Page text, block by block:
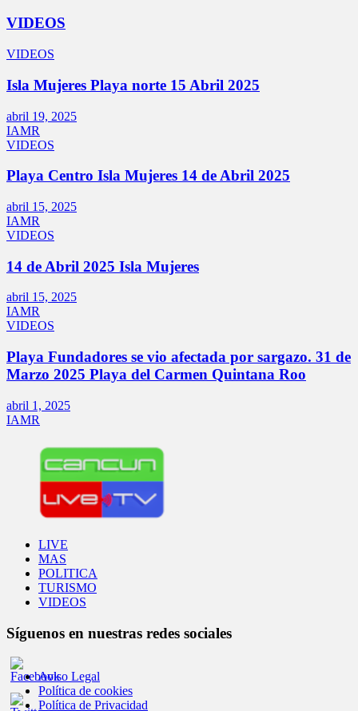
VIDEOS
VIDEOS
Isla Mujeres Playa norte 15 Abril 2025
abril 19, 2025
IAMR
VIDEOS
Playa Centro Isla Mujeres 14 de Abril 2025
abril 15, 2025
IAMR
VIDEOS
14 de Abril 2025 Isla Mujeres
abril 15, 2025
IAMR
VIDEOS
Playa Fundadores se vio afectada por sargazo. 31 de
Marzo 2025 Playa del Carmen Quintana Roo
abril 1, 2025
IAMR
LIVE
MAS
POLITICA
TURISMO
VIDEOS
Síguenos en nuestras redes sociales
Aviso Legal
Política de cookies
Política de Privacidad